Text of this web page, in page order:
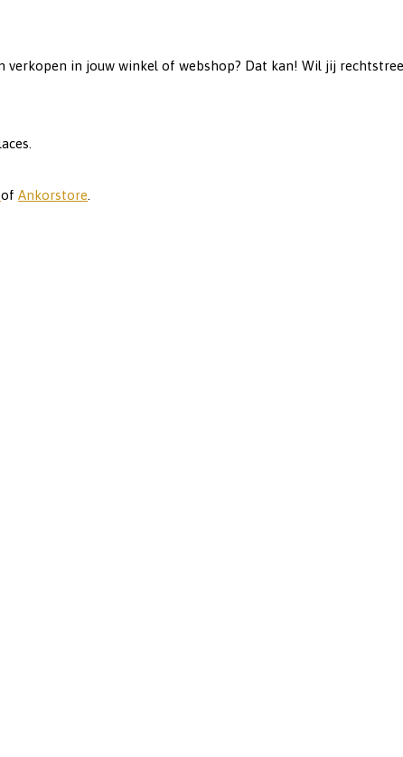
verkopen in jouw winkel of webshop? Dat kan! Wil jij
of Ankorstore